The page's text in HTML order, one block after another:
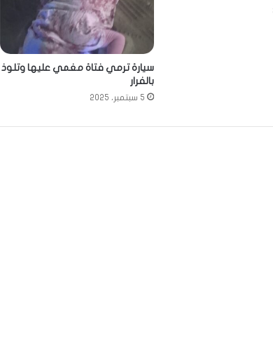
سيارة ترمي فتاة مغمي عليها وتلوذ
بالفرار
5 سبتمبر، 2025